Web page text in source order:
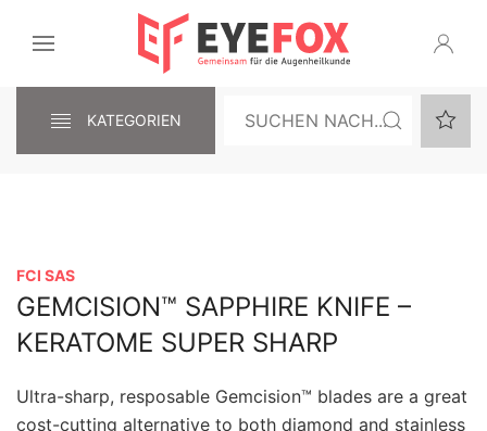
KATEGORIEN
FCI SAS
GEMCISION™ SAPPHIRE KNIFE –
KERATOME SUPER SHARP
Ultra-sharp, resposable Gemcision™ blades are a great
cost-cutting alternative to both diamond and stainless